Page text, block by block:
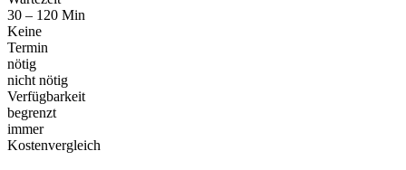
30 – 120 Min
Keine
Termin
nötig
nicht nötig
Verfügbarkeit
begrenzt
immer
Kostenvergleich